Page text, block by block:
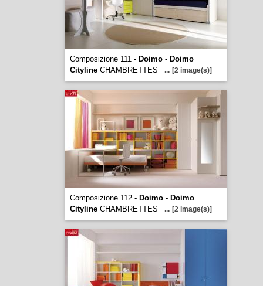
Composizione 111 - Doimo - Doimo
CitylineCHAMBRETTES ... [2 image(s)]
Composizione 112 - Doimo - Doimo
CitylineCHAMBRETTES ... [2 image(s)]